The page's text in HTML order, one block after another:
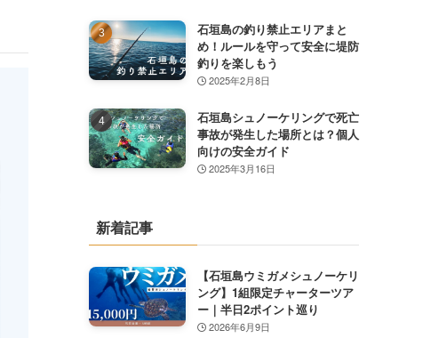
石垣島の釣り禁止エリアまと
め！ルールを守って安全に堤防
釣りを楽しもう
2025年2月8日
石垣島シュノーケリングで死亡
事故が発生した場所とは？個人
向けの安全ガイド
2025年3月16日
新着記事
【石垣島ウミガメシュノーケリ
ング】1組限定チャーターツア
ー｜半日2ポイント巡り
2026年6月9日